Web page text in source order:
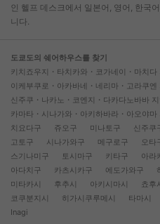
인 헬프 데스크에서 일본어, 영어, 한국
니다.
도쿄도의 쉐어하우스를 찾기
키치죠우지・타치카와・코가네이・마치다
이케부쿠로・아카바네・네리마・고라쿠엔
신주쿠・나카노・코엔지・다카다노바바 지
카마타・시나가와・아키하바라・아오야마
치요다구
쥬오구 미나토구 신주쿠
고토구
시나가와구 메구로구 오타
스기나미구
토시마구 키타구 아라
아다치구
카츠시카구 에도가와구
미타카시
후추시 아키시마시 쵸후시
코쿠분지시
히가시쿠루메시 타마시
Inagi